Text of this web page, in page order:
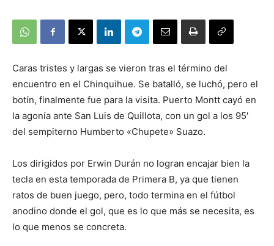
Caras tristes y largas se vieron tras el término del
encuentro en el Chinquihue. Se batalló, se luchó, pero el
botín, finalmente fue para la visita. Puerto Montt cayó en
la agonía ante San Luis de Quillota, con un gol a los 95′
del sempiterno Humberto «Chupete» Suazo.
Los dirigidos por Erwin Durán no logran encajar bien la
tecla en esta temporada de Primera B, ya que tienen
ratos de buen juego, pero, todo termina en el fútbol
anodino donde el gol, que es lo que más se necesita, es
lo que menos se concreta.